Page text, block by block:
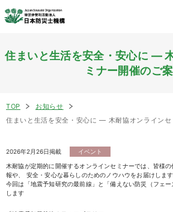
住まいと生活を安全・安心に —
ミナー開催のご
TOP
お知らせ
住まいと生活を安全・安心に — 木耐協オンラインセ
2026年2月26日掲載
イベント
木耐協が定期的に開催するオンラインセミナーでは、皆様
報や、 安全・安心な暮らしのためのノウハウをお届けします
今回は「地震予知研究の最前線」と「備えない防災（フェ
します